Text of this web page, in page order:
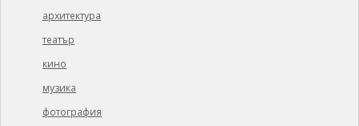
архитектура
театър
кино
музика
фотография